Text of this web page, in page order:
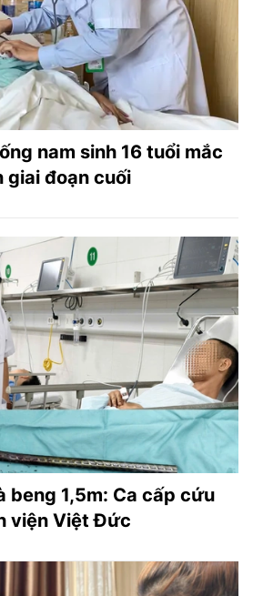
nam sinh 16 tuổi mắc
giai đoạn cuối
beng 1,5m: Ca cấp cứu
viện Việt Đức